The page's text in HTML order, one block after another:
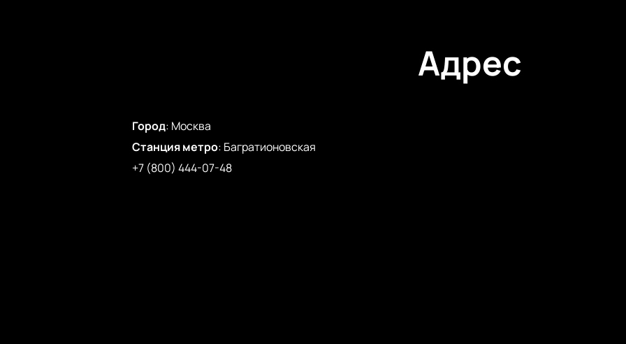
Адрес
Город: Москва
Станция метро: Багратионовская
+7 (800) 444-07-48